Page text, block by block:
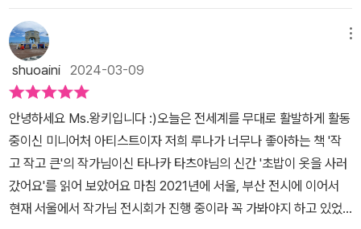
있노라면 어떻게 이런 생각을 했을까 하며 미소가 지어집니다. 아이
들과 함께 이야기 나누면서 보기 딱 좋은 그림책이랍니다. 이야기를
읽다 보면 한 마리의 강아지와 할아버지가 페이지마다 등장하는 것을
알 수 있어요. 강아지는 신나게 도망 다니고 할아버지는 열심히 쫓아
다니고.. 책을 다 읽고 나서 할아버지와 강아지만 찾아서 다시 한번 읽
어보면 또 다른 재미를 느낄 수 있어요. 그리고 이야기를 보면서 어떤
세상이 가장 재미있는지, 어떤 세상을 만들어보고 싶은지 아이들과
이야기할 거리가 정말 풍부했답니다. 아이들의 상상력을 자극해 주는
재미있는 그림책. 초밥이 옷을 사러 갔어요. 마지막 페이지에는 초밥
데요렇게 초밥이 식탁에 오르기 전' 오늘은 어떤 옷을 입을까~ '쇼핑
을 한다는 설정이 너무 재밌더라고요.​거기에 길쭉한 팔 다리랑 표정
까지!!​사물을 의인화시켜 표현하니까더 생동감 넘치고 재밌게 느껴지
더라고요.이쑤시개 옷걸이에 가지런히 걸려있는다양한 옷들아이도
알로 만든 장신구에다양한 생선 옷들을 구경하며엄청 재밌어하더라
고요.초밥에 이어 아이스크림 모자 가게도 구경하고​다양한 리본으로
한껏 꾸미는선물 상자들​옆에서 정성스레 꾸미는 걸도와주는 피규어
들이 있어더 재밌는 장면들이 연출되는 거 같아요.​그리고 장면마다
나타나는귀여운 강아지 한 마리와 할아버지를찾아보는 재미도 있고
요.저랑 아이가 제일 좋아했던 장면은바로 요 연필 미용실이에요.타
shuoaini 2024-03-09
안녕하세요 Ms.왕키입니다 :)​오늘은 전세계를 무대로 활발하게 활동
중이신 미니어처 아티스트이자 저희 루나가 너무나 좋아하는 책 '작
고 작고 큰'의 작가님이신 타나카 타츠야님의 신간 '초밥이 옷을 사러
갔어요'를 읽어 보았어요 마침 2021년에 서울, 부산 전시에 이어서
현재 서울에서 작가님 전시회가 진행 중이라 꼭 가봐야지 하고 있었